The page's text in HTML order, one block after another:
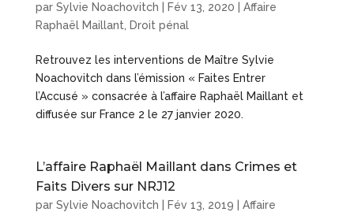
par Sylvie Noachovitch Fév 13, 2020
Affaire
Raphaël Maillant
Droit pénal
Retrouvez les interventions de Maître Sylvie
Noachovitch dans l’émission « Faites Entrer
l’Accusé » consacrée à l’affaire Raphaël Maillant et
diffusée sur France 2 le 27 janvier 2020.
L’affaire Raphaël Maillant dans Crimes et
Faits Divers sur NRJ12
par Sylvie Noachovitch Fév 13, 2019
Affaire